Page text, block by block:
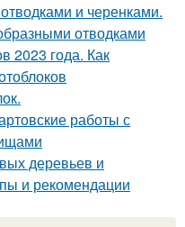
и черенками.
отводками
2023 года. Как
работы с
деревьев и
и рекомендации